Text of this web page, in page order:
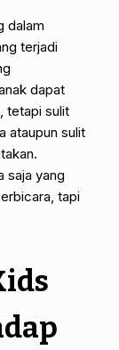
dalam
terjadi
dapat
tetapi sulit
ataupun sulit
saja yang
tapi